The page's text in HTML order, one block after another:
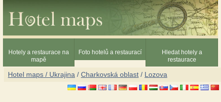
Hotely a restaurace na
mapě
Foto hotelů a restaurací
Hledat hotely a
restaurace
Hotel maps / Ukrajina / Charkovská oblast / Lozova